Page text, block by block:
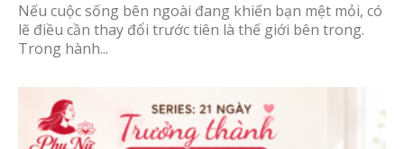
Nếu cuộc sống bên ngoài đang khiến bạn mệt mỏi, có
lẽ điều cần thay đổi trước tiên là thế giới bên trong.
Trong hành...